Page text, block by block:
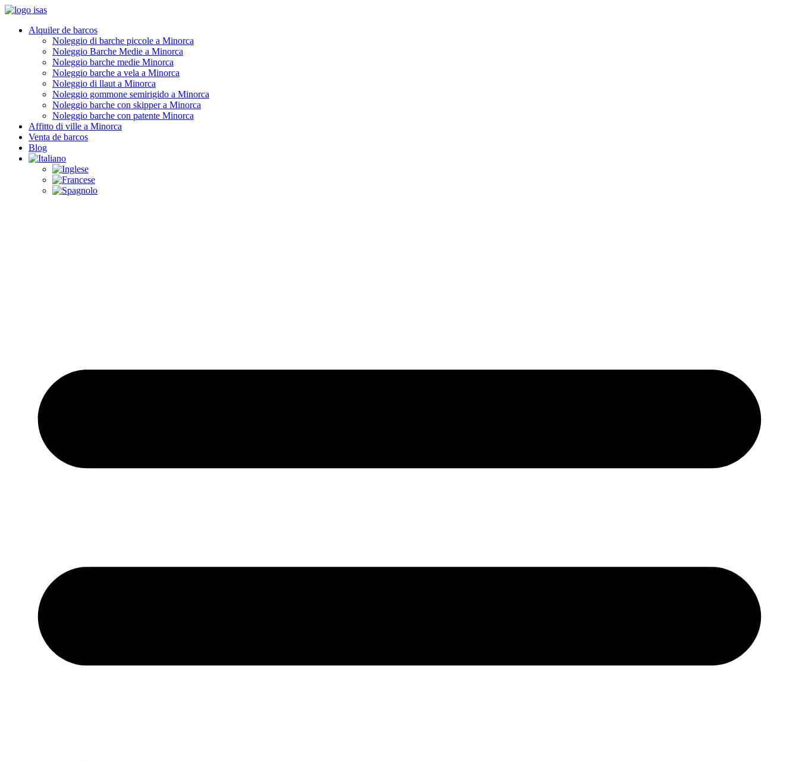
Alquiler de barcos
Noleggio di barche piccole a Minorca
Noleggio Barche Medie a Minorca
Noleggio barche medie Minorca
Noleggio barche a vela a Minorca
Noleggio di llaut a Minorca
Noleggio gommone semirigido a Minorca
Noleggio barche con skipper a Minorca
Noleggio barche con patente Minorca
Affitto di ville a Minorca
Venta de barcos
Blog